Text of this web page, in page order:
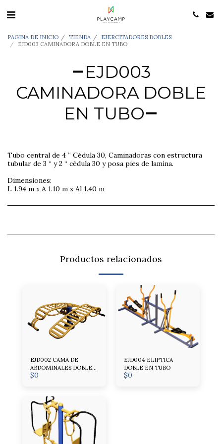
PAGINA DE INICIO TIENDA
EJERCITADORES DOBLES
EJD003 CAMINADORA DOBLE EN TUBO
EJD003
CAMINADORA DOBLE
EN TUBO
Tubo central de 4 “ Cédula 30, Caminadoras con estructura
tubular de 3 “ y 2 “ cédula 30 y posa pies de lamina.
Dimensiones:
L 1.94 m x A 1.10 m x Al 1.40 m
Productos relacionados
EJD002 CAMA DE
ABDOMINALES DOBLE
EN TUBO
$0
EJD004 ELIPTICA
DOBLE EN TUBO
$0